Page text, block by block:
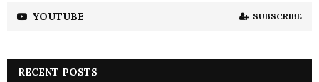
YOUTUBE SUBSCRIBE
RECENT POSTS